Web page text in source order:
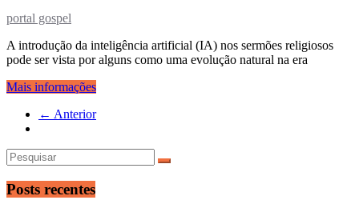
portal gospel
A introdução da inteligência artificial (IA) nos sermões religiosos
pode ser vista por alguns como uma evolução natural na era
Mais informações
← Anterior
Posts recentes